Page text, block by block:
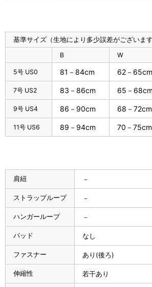
基準サイズ（生地により多少誤差がございます
B W
5号 US0 81－84cm 62－65cm
7号 US2 83－86cm 65－
9号 US4 86－90cm 68－72cm
11号 US6 89－94cm 70－75cm
肩紐 －
ストラップループ －
ハンガーループ －
パッド なし
ファスナー あり(後ろ)
伸縮性 若干あり